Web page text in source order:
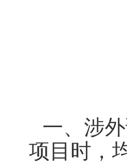
一、涉
项目时，